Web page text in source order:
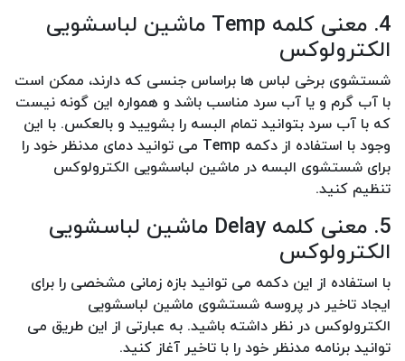
4. معنی کلمه Temp ماشین لباسشویی
الکترولوکس
شستشوی برخی لباس ها براساس جنسی که دارند، ممکن است
با آب گرم و یا آب سرد مناسب باشد و همواره این گونه نیست
که با آب سرد بتوانید تمام البسه را بشویید و بالعکس. با این
وجود با استفاده از دکمه Temp می توانید دمای مدنظر خود را
برای شستشوی البسه در ماشین لباسشویی الکترولوکس
تنظیم کنید.
5. معنی کلمه Delay ماشین لباسشویی
الکترولوکس
با استفاده از این دکمه می توانید بازه زمانی مشخصی را برای
ایجاد تاخیر در پروسه شستشوی ماشین لباسشویی
الکترولوکس در نظر داشته باشید. به عبارتی از این طریق می
توانید برنامه مدنظر خود را با تاخیر آغاز کنید.